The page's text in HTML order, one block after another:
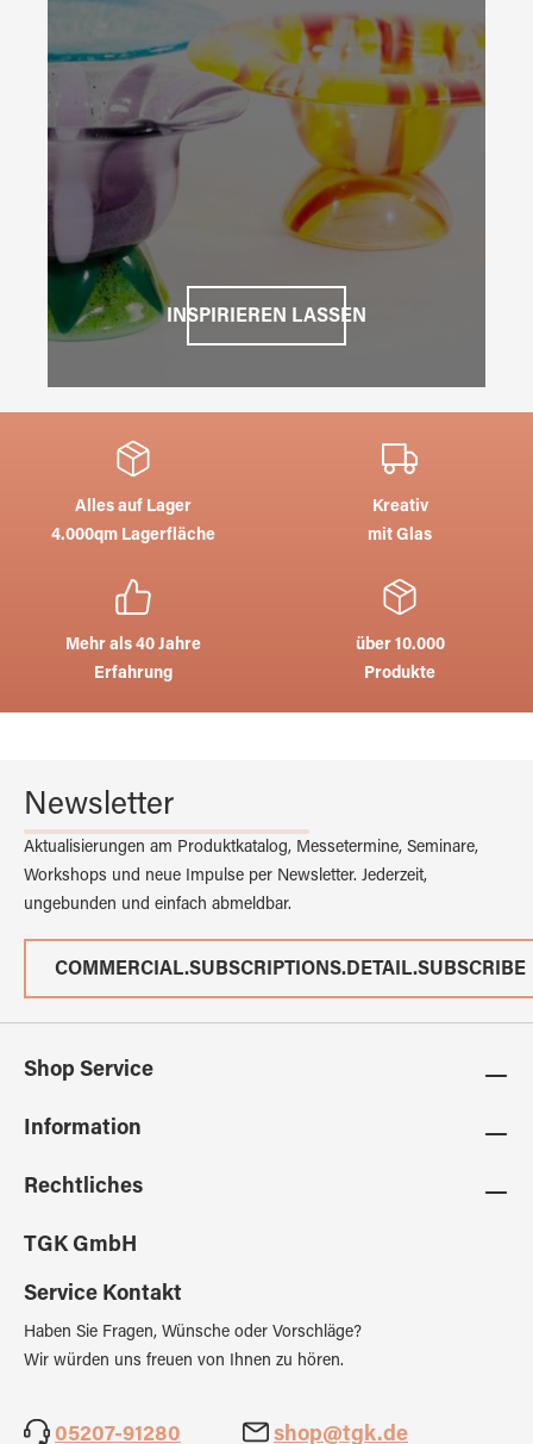
INSPIRIEREN LASSEN
Alles auf Lager
4.000qm Lagerfläche
Kreativ
mit Glas
Mehr als 40 Jahre
Erfahrung
über 10.000
Produkte
Newsletter
Aktualisierungen am Produktkatalog, Messetermine, Seminare,
Workshops und neue Impulse per Newsletter. Jederzeit,
ungebunden und einfach abmeldbar.
COMMERCIAL.SUBSCRIPTIONS.DETAIL.SUBSCRIBE
Shop Service
Information
Rechtliches
TGK GmbH
Service Kontakt
Haben Sie Fragen, Wünsche oder Vorschläge?
Wir würden uns freuen von Ihnen zu hören.
05207-91280 shop@tgk.de